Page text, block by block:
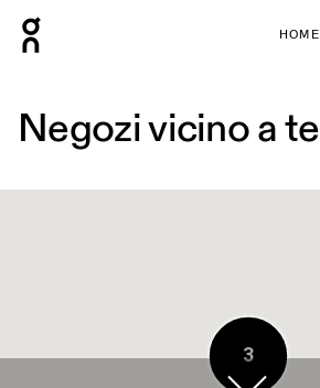
HOME
Negozi vicino a te
3